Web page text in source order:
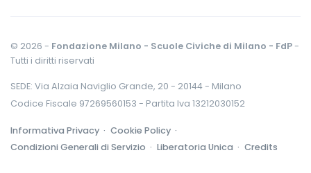
© 2026 - Fondazione Milano - Scuole Civiche di Milano - FdP-
Tutti i diritti riservati
SEDE: Via Alzaia Naviglio Grande, 20 - 20144 - Milano
Codice Fiscale 97269560153 - Partita Iva 13212030152
Informativa Privacy · Cookie Policy ·
Condizioni Generali di Servizio · Liberatoria Unica · Credits